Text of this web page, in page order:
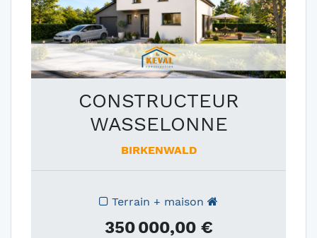
CONSTRUCTEUR
WASSELONNE
BIRKENWALD
Terrain + maison
350 000,00 €